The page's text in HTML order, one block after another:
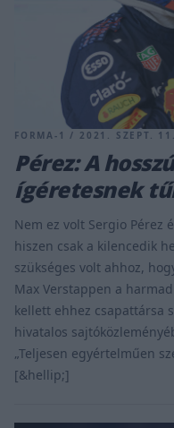
FORMA-1 / 2021. SZEPT. 11.
Pérez: A
ígéretesnek
Nem ez volt Sergio Pérez
hiszen csak a kilencedik
szükséges volt ahhoz,
Max Verstappen a
kellett ehhez csapattársa
hivatalos
„Teljesen egyértelműen
[&hellip;]